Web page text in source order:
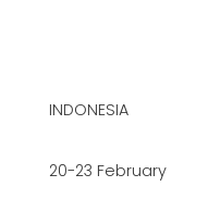
INDONESIA
20-23 February